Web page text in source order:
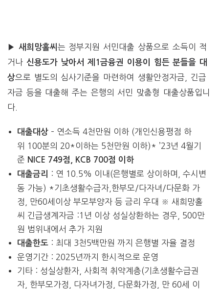
▶ 새희망홀씨 는 정부지원 서민대출 상품으로 소득이 적
거나 신용도가 낮아서 제1금융권 이용이 힘든 분들을 대
상으로 별도의 심사기준을 마련하여 생활안정자금, 긴급
자금 등을 대출해 주는 은행의 서민 맞춤형 대출상품입니
다.
대출대상 – 연소득 4천만원 이하 (개인신용평점 하
위 100분의 20*이하는 5천만원 이하)* ’23년 4월기
준 NICE 749점, KCB 700점 이하
대출금리
: 연 10.5% 이내(은행별로 상이하며, 수시변
동 가능) *기초생활수급자,한부모/다자녀/다문화 가
정, 만60세이상 부모부양자 등 금리 우대 ※ 새희망홀
씨 긴급생계자금 :1년 이상 성실상환하는 경우, 500만
원 범위내에서 추가 지원
대출한도 : 최대 3천5백만원 까지 은행별 자율 결정
운영기간 : 2025년까지 한시적으로 운영
기타 : 성실상환자, 사회적 취약계층(기초생활수급권
자, 한부모가정, 다자녀가정, 다문화가정, 만 60세 이